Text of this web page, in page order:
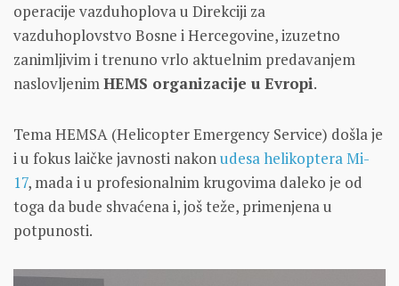
operacije vazduhoplova u Direkciji za
vazduhoplovstvo Bosne i Hercegovine, izuzetno
zanimljivim i trenuno vrlo aktuelnim predavanjem
naslovljenimHEMS organizacije u Evropi.
Tema HEMSA (Helicopter Emergency Service) došla je
i u fokus laičke javnosti nakonudesa helikoptera Mi-
17, mada i u profesionalnim krugovima daleko je od
toga da bude shvaćena i, još teže, primenjena u
potpunosti.